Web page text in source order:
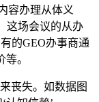
容办理从体义
这场会议的从办
的GEO办事商通
。
丧失。如数据图